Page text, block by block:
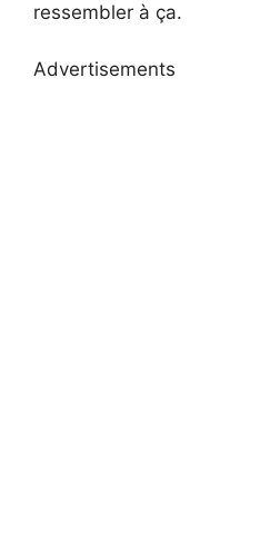
ressembler à ça.
Advertisements